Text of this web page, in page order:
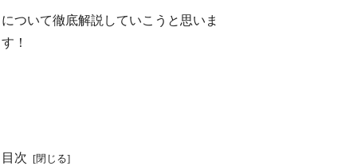
について徹底解説していこうと思いま
す！
目次